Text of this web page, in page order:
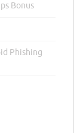
Bonus
Phishing